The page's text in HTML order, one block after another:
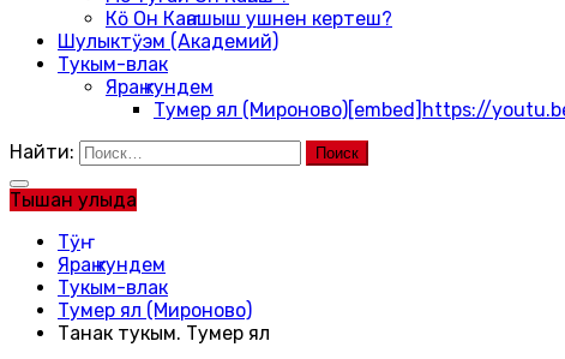
Кӧ Он Каҥашыш ушнен кертеш?
Шулыктӱэм (Академий)
Тукым-влак
Яраҥ кундем
Тумер ял (Мироново)[embed]https://
Найти:
Тышан улыда
Тӱҥ
Яраҥ кундем
Тукым-влак
Тумер ял (Мироново)
Танак тукым. Тумер ял